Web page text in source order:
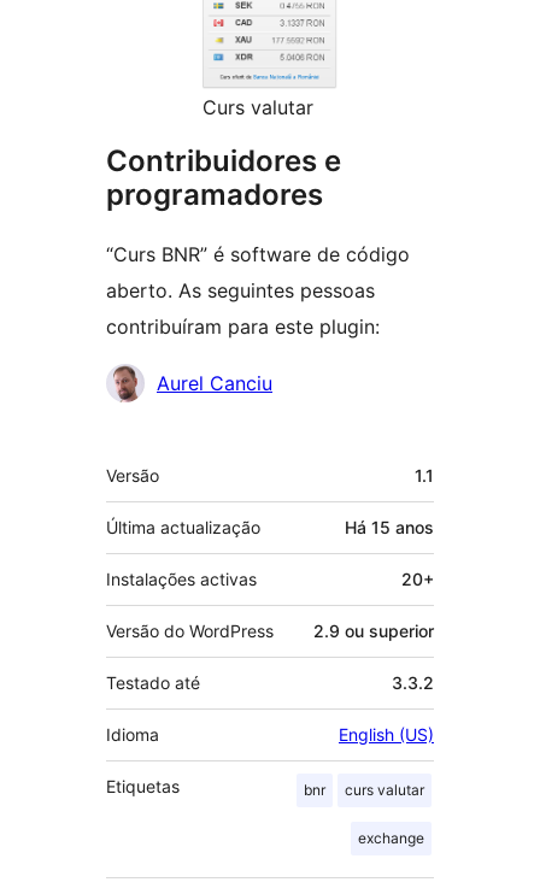
Curs valutar
Contribuidores e
programadores
“Curs BNR” é software de código
aberto. As seguintes pessoas
contribuíram para este plugin:
Contribuidores
Aurel Canciu
Metadados
Versão 1.1
Última actualização Há 15 anos
Instalações activas 20+
Versão do WordPress 2.9 ou superior
Testado até 3.3.2
Idioma English (US)
Etiquetas bnr curs valutar
exchange